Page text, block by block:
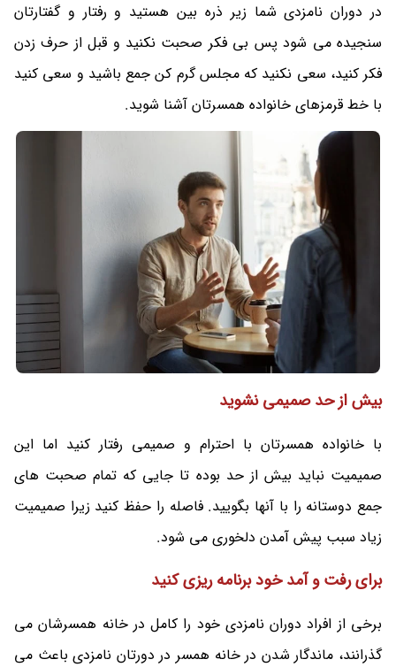
در دوران نامزدی شما زیر ذره بین هستید و رفتار و گفتارتان
سنجیده می شود پس بی فکر صحبت نکنید و قبل از حرف زدن
فکر کنید، سعی نکنید که مجلس گرم کن جمع باشید و سعی کنید
با خط قرمزهای خانواده همسرتان آشنا شوید.
بیش از حد صمیمی نشوید
با خانواده همسرتان با احترام و صمیمی رفتار کنید اما این
صمیمیت نباید بیش از حد بوده تا جایی که تمام صحبت های
جمع دوستانه را با آنها بگویید. فاصله را حفظ کنید زیرا صمیمیت
زیاد سبب پیش آمدن دلخوری می شود.
برای رفت و آمد خود برنامه ریزی کنید
برخی از افراد دوران نامزدی خود را کامل در خانه همسرشان می
گذرانند، ماندگار شدن در خانه همسر در دورتان نامزدی باعث می